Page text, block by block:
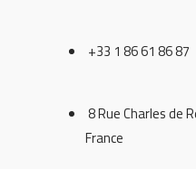
+33 1 86 61 86 87
8 Rue Charles de
France